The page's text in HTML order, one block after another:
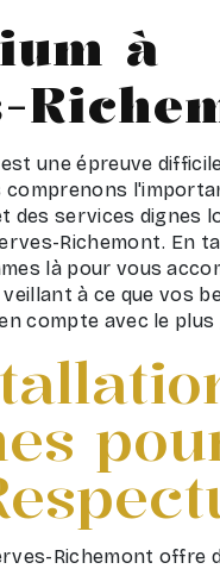
à
une épreuve
comprenons
des services dignes
Richemont. En
là pour vous
à ce que vos
compte avec le
Richemont offre